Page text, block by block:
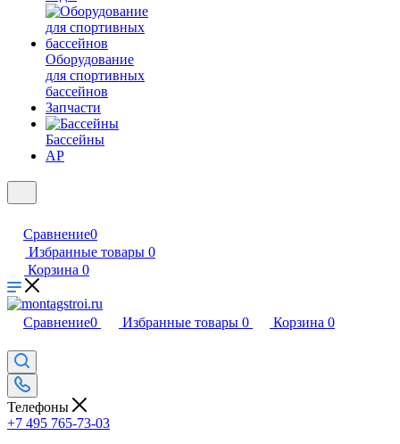
Оборудование
для спортивных
бассейнов
Запчасти
Бассейны
AP
Сравнение0
Избранные товары 0
Корзина 0
Сравнение0 Избранные товары 0 Корзина 0
Телефоны
+7 495 765-73-03